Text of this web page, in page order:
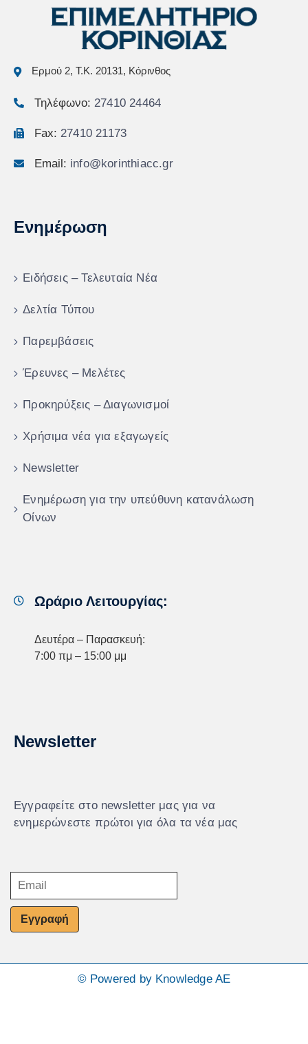
Ερμού 2, Τ.Κ. 20131, Κόρινθος
Τηλέφωνο: 27410 24464
Fax: 27410 21173
Email: info@korinthiacc.gr
Ενημέρωση
Ειδήσεις – Τελευταία Νέα
Δελτία Τύπου
Παρεμβάσεις
Έρευνες – Μελέτες
Προκηρύξεις – Διαγωνισμοί
Χρήσιμα νέα για εξαγωγείς
Newsletter
Ενημέρωση για την υπεύθυνη κατανάλωση
Οίνων
Ωράριο Λειτουργίας:
Δευτέρα – Παρασκευή:
7:00 πμ – 15:00 μμ
Newsletter
Εγγραφείτε στο newsletter μας για να
ενημερώνεστε πρώτοι για όλα τα νέα μας
Εγγραφή
© Powered by Knowledge AE